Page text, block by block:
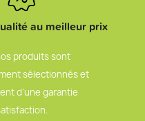
au meilleur prix
produits sont
sélectionnés et
d’une garantie